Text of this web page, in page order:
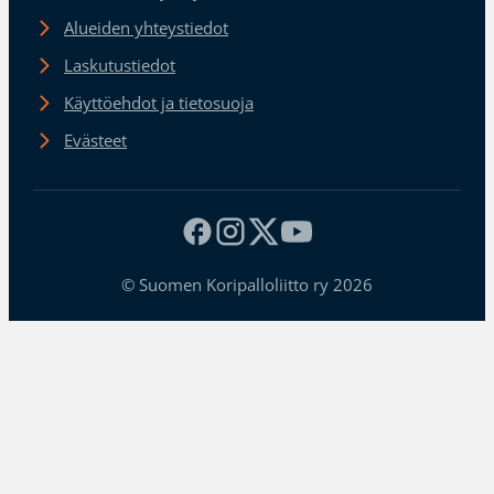
Alueiden yhteystiedot
Laskutustiedot
Käyttöehdot ja tietosuoja
Evästeet
© Suomen Koripalloliitto ry 2026